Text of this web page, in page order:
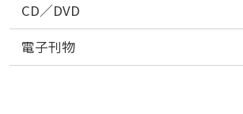
CD／DVD
電子刊物